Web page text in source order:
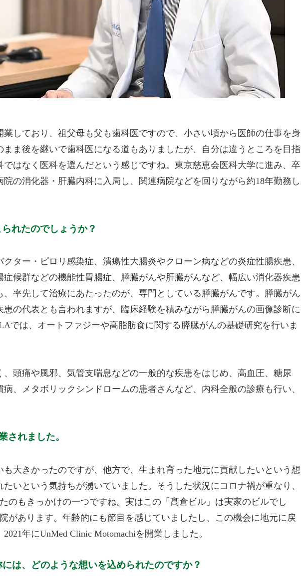
しており、祖父母も父も歯科医ですので、小さい頃から医師の仕事を身
ま後を継いで歯科医になる道もありましたが、自分は違うところを目指
ではなく医科を選んだという感じですね。東京慈恵会医科大学に進み、卒
の消化器・肝臓内科に入局し、関連病院などを回りながら約18年勤務し
れたのでしょうか？
ター・ピロリ感染症、潰瘍性大腸炎やクローン病などの炎症性腸疾患、
候群などの機能性胃腸症、膵臓がんや肝臓がんなど、幅広い消化器疾患
率先して治療にあたったのが、専門としている膵臓がんです。膵臓がん
の代表とも言われますが、臨床経験を積みながら膵臓がんの画像診断に
では、オートファジーや高脂肪食に関する膵臓がんの基礎研究を行いま
頭痛や風邪、気管支喘息などの一般的な疾患をはじめ、高血圧、糖尿
、メタボリックシンドロームの患者さんなど、内科全般の診療も行い、
されました。
大きかったのですが、他方で、生まれ育った地元に貢献したいという想
いという気持ちが湧いていました。そうした状況にコロナ禍が重なり、
のもきっかけの一つですね。実はこの「髙倉ビル」は実家のビルでし
があります。年齢的にも節目を感じていましたし、この機会に地元に戻
年にUnMed Clinic Motomachiを開業しました。
は、どのような想いを込められたのですか？